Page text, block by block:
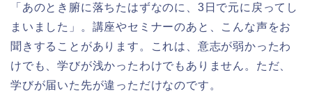
「あのとき腑に落ちたはずなのに、3日で元に戻ってし
まいました」。講座やセミナーのあと、こんな声をお
聞きすることがあります。これは、意志が弱かったわ
けでも、学びが浅かったわけでもありません。ただ、
学びが届いた先が違っただけなのです。